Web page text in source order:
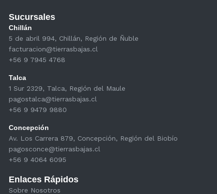
Sucursales
Chillán
5 de abril 994, Chillán, Región de Ñuble
facturacion@tierrasbajas.cl
+56 9 7945 4768
Talca
1 Sur 2329, Talca, Región del Maule
pagostalca@tierrasbajas.cl
+56 9 9479 9880
Concepción
Av. Los Carrera 879, Concepción, Región del Biobío
pagosconce@tierrasbajas.cl
+56 9 4064 6095
Enlaces Rápidos
Sobre Nosotros